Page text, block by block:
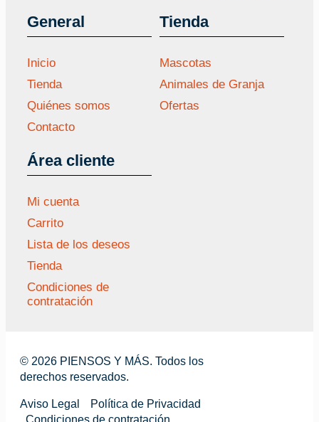
General
Inicio
Tienda
Quiénes somos
Contacto
Área cliente
Mi cuenta
Carrito
Lista de los deseos
Tienda
Condiciones de
contratación
Tienda
Mascotas
Animales de Granja
Ofertas
© 2026 PIENSOS Y MÁS. Todos los
derechos reservados.
Aviso Legal
Política de Privacidad